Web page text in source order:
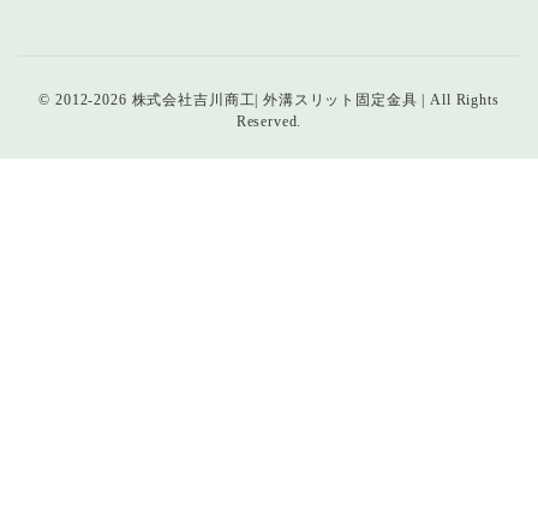
© 2012-2026 株式会社吉川商工| 外溝スリット固定金具 | All Rights
Reserved.